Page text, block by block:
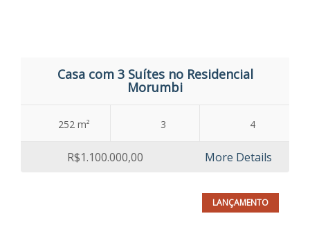
Casa com 3 Suítes no Residencial
Morumbi
252 m² 3 4
R$1.100.000,00 More Details
LANÇAMENTO